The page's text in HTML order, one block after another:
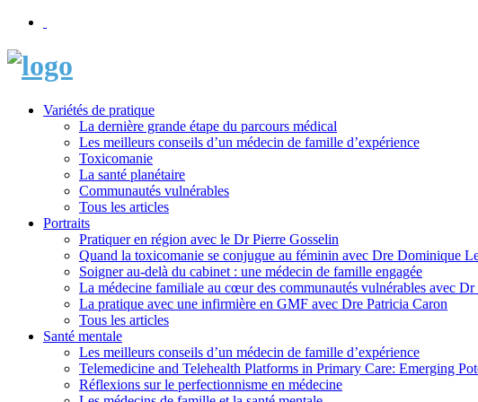
Variétés de pratique
La dernière grande étape du parcours médical
Les meilleurs conseils d’un médecin de famille d’expérience
Toxicomanie
La santé planétaire
Communautés vulnérables
Tous les articles
Portraits
Pratiquer en région avec le Dr Pierre Gosselin
Quand la toxicomanie se conjugue au féminin avec Dre Dominique
Soigner au-delà du cabinet : une médecin de famille engagée
La médecine familiale au cœur des communautés vulnérables avec
La pratique avec une infirmière en GMF avec Dre Patricia Caron
Tous les articles
Santé mentale
Les meilleurs conseils d’un médecin de famille d’expérience
Telemedicine and Telehealth Platforms in Primary Care: Emerging
Réflexions sur le perfectionnisme en médecine